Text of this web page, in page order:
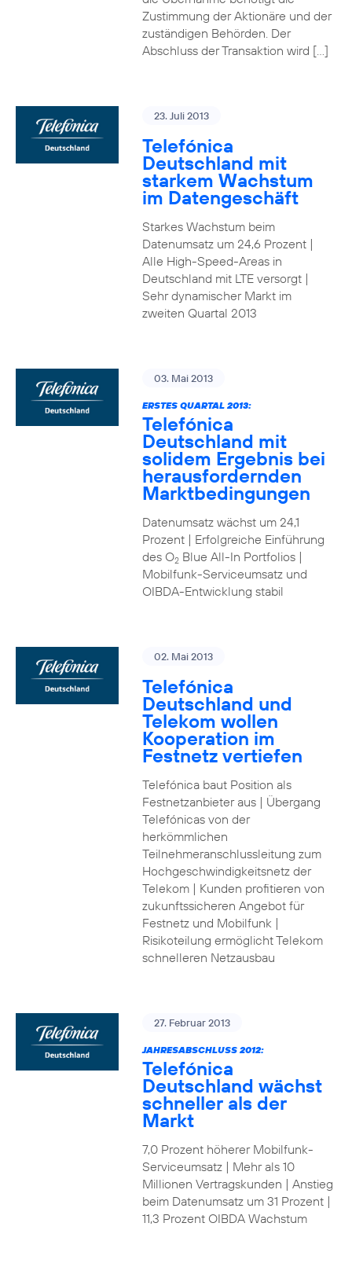
Zustimmung der Aktionäre und der
zuständigen Behörden. Der
Abschluss der Transaktion wird […]
23. Juli 2013
Telefónica
Deutschland mit
starkem Wachstum
im Datengeschäft
Starkes Wachstum beim
Datenumsatz um 24,6 Prozent |
Alle High-Speed-Areas in
Deutschland mit LTE versorgt |
Sehr dynamischer Markt im
zweiten Quartal 2013
03. Mai 2013
ERSTES QUARTAL 2013:
Telefónica
Deutschland mit
solidem Ergebnis bei
herausfordernden
Marktbedingungen
Datenumsatz wächst um 24,1
Prozent | Erfolgreiche Einführung
des O2Blue All-In Portfolios |
Mobilfunk-Serviceumsatz und
OIBDA-Entwicklung stabil
02. Mai 2013
Telefónica
Deutschland und
Telekom wollen
Kooperation im
Festnetz vertiefen
Telefónica baut Position als
Festnetzanbieter aus | Übergang
Telefónicas von der
herkömmlichen
Teilnehmeranschlussleitung zum
Hochgeschwindigkeitsnetz der
Telekom | Kunden profitieren von
zukunftssicheren Angebot für
Festnetz und Mobilfunk |
Risikoteilung ermöglicht Telekom
schnelleren Netzausbau
27. Februar 2013
JAHRESABSCHLUSS 2012:
Telefónica
Deutschland wächst
schneller als der
Markt
7,0 Prozent höherer Mobilfunk-
Serviceumsatz | Mehr als 10
Millionen Vertragskunden | Anstieg
beim Datenumsatz um 31 Prozent |
11,3 Prozent OIBDA Wachstum